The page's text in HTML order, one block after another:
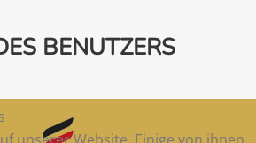
BENUTZERS